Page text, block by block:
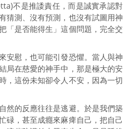
不是推諉責任，而是誠實承認對
猜測、沒有預測，也沒有試圖用神
「是否能得生」這個問題，完全交
安慰，也可能引發恐懼。當人與神
局在慈愛的神手中，那是極大的安
，這份未知卻令人不安，因為一切
然的反應往往是逃避。於是我們築
碌，甚至成癮來麻痺自己，把自己